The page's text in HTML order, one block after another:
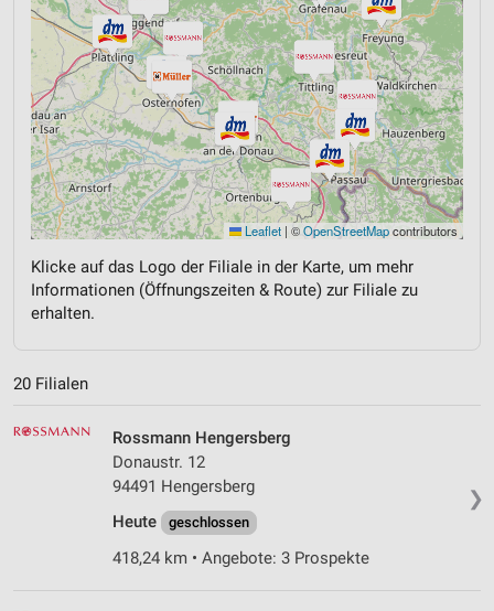
Leaflet | ©OpenStreetMapcontributors
Klicke auf das Logo der Filiale in der Karte, um mehr
Informationen (Öffnungszeiten & Route) zur Filiale zu
erhalten.
20 Filialen
❯
Rossmann Hengersberg
Donaustr. 12
94491 Hengersberg
Heute
geschlossen
418,24 km • Angebote: 3 Prospekte